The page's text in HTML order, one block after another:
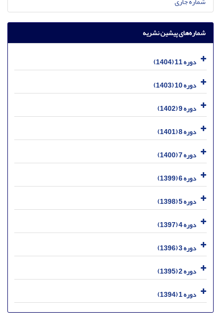
شماره‌های پیشین نشریه
دوره 11 (1404)
دوره 10 (1403)
دوره 9 (1402)
دوره 8 (1401)
دوره 7 (1400)
دوره 6 (1399)
دوره 5 (1398)
دوره 4 (1397)
دوره 3 (1396)
دوره 2 (1395)
دوره 1 (1394)